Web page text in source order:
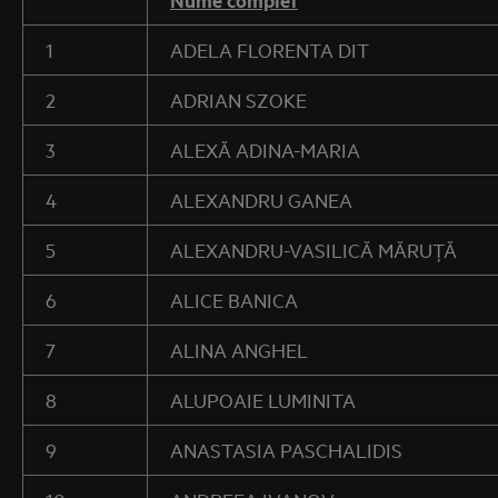
1
ADELA FLORENTA DIT
2
ADRIAN SZOKE
3
ALEXĂ ADINA-MARIA
4
ALEXANDRU GANEA
5
ALEXANDRU-VASILICĂ MĂRUŢĂ
6
ALICE BANICA
7
ALINA ANGHEL
8
ALUPOAIE LUMINITA
9
ANASTASIA PASCHALIDIS